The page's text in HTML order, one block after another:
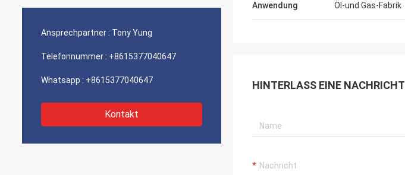
Ansprechpartner : Tony Yung
Telefonnummer : +8615377040647
Whatsapp : +8615377040647
Kontakt
Anwendung Öl-und Gas-Fabrik
HINTERLASS EINE NACHRICHT